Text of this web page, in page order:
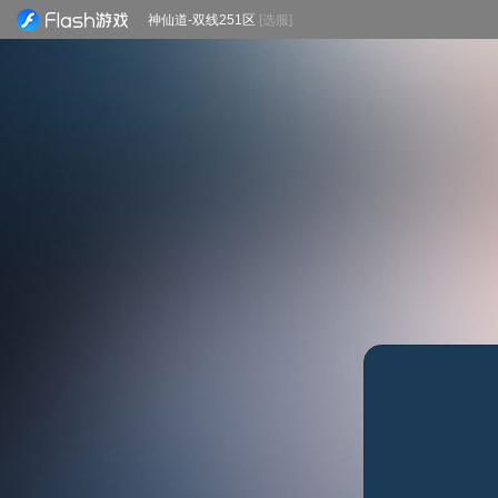
神仙道-双线251区 [选服]